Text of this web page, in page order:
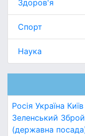
Здоров'я
Спорт
Наука
Росія Україна Київ
Зеленський
(державна